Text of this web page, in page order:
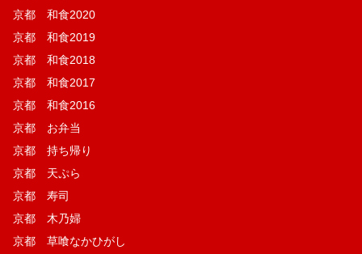
京都 和食2020
京都 和食2019
京都 和食2018
京都 和食2017
京都 和食2016
京都 お弁当
京都 持ち帰り
京都 天ぷら
京都 寿司
京都 木乃婦
京都 草喰なかひがし